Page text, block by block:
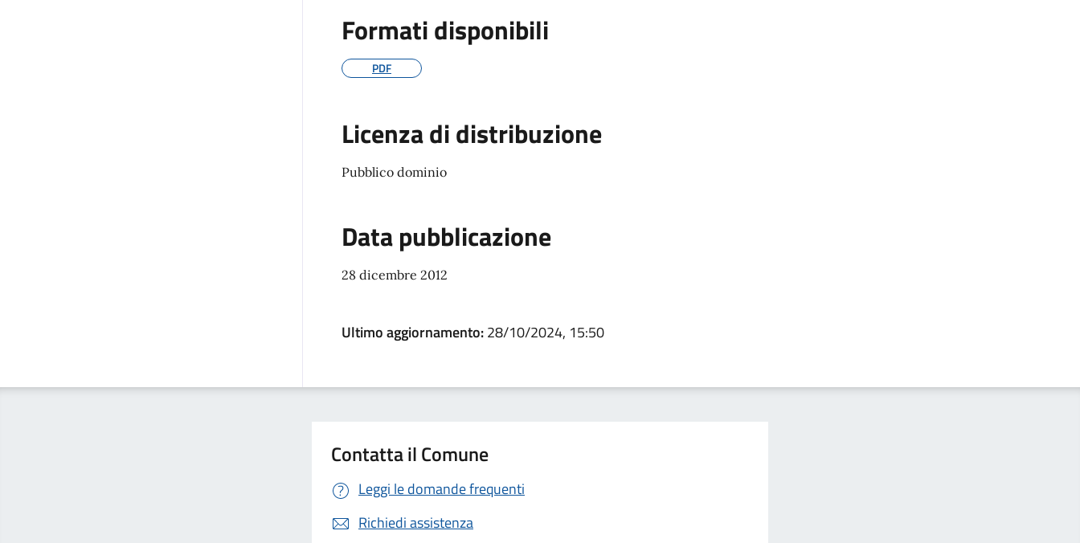
Formati disponibili
PDF
Licenza di distribuzione
Pubblico dominio
Data pubblicazione
28 dicembre 2012
Ultimo aggiornamento:28/10/2024, 15:50
Contatta il Comune
Leggi le domande frequenti
Richiedi assistenza